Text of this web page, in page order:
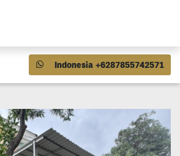
Indonesia +6287855742571